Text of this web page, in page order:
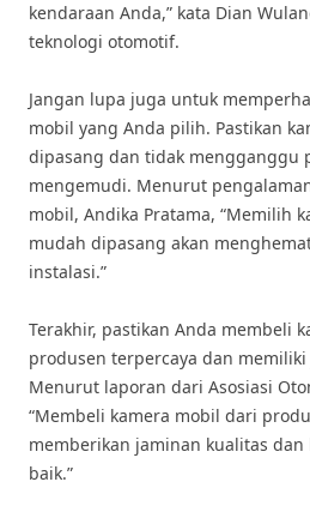
kendaraan Anda,” kata Dian
teknologi otomotif.
Jangan lupa juga untuk
mobil yang Anda pilih. Pastikan
dipasang dan tidak mengganggu
mengemudi. Menurut
mobil, Andika Pratama, “Memilih
mudah dipasang akan
instalasi.”
Terakhir, pastikan Anda membeli
produsen terpercaya dan
Menurut laporan dari Asosiasi
“Membeli kamera mobil dari
memberikan jaminan kualitas
baik.”